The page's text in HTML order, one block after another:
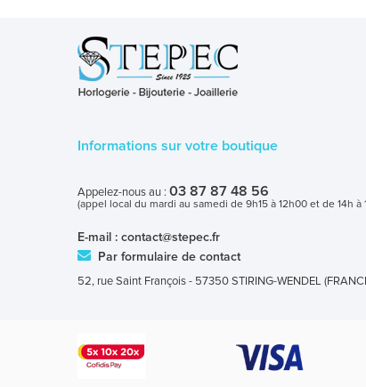
Informations sur votre boutique
Appelez-nous au : 03 87 87 48 56
(appel local du mardi au samedi de 9h15 à 12h00 et de 14h à
E-mail : contact@stepec.fr
Par formulaire de contact
52, rue Saint François - 57350 STIRING-WENDEL